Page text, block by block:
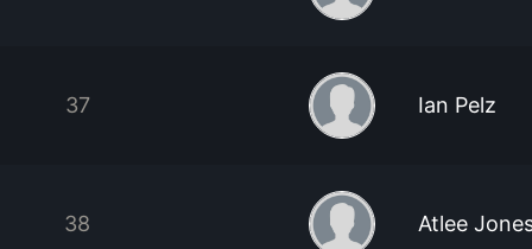
37 Ian Pelz
38 Atlee